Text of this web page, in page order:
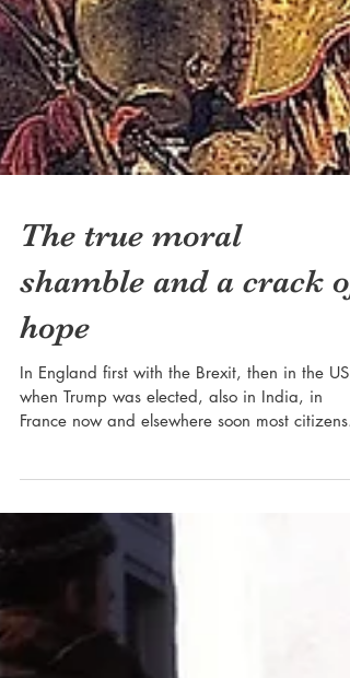
The true moral
shamble and a crack of
hope
In England first with the Brexit, then in the US